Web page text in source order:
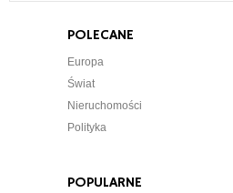
POLECANE
Europa
Świat
Nieruchomości
Polityka
POPULARNE